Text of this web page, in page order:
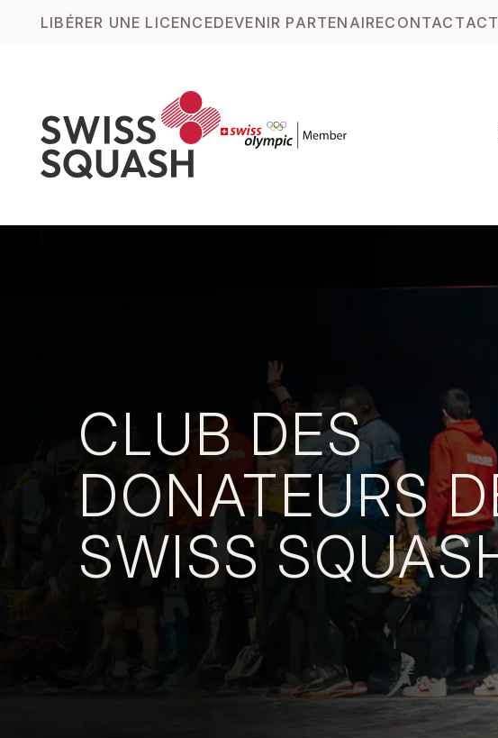
LIBÉRER UNE LICENCEDEVENIR PARTENAIRECONTACT
CLUB DES
DONATEURS
SWISS